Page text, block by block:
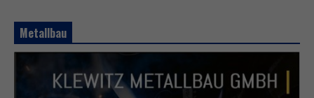
Metallbau